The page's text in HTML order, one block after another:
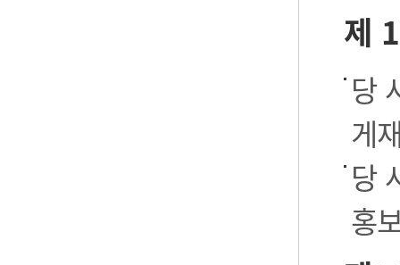
제
당
게
당
홍